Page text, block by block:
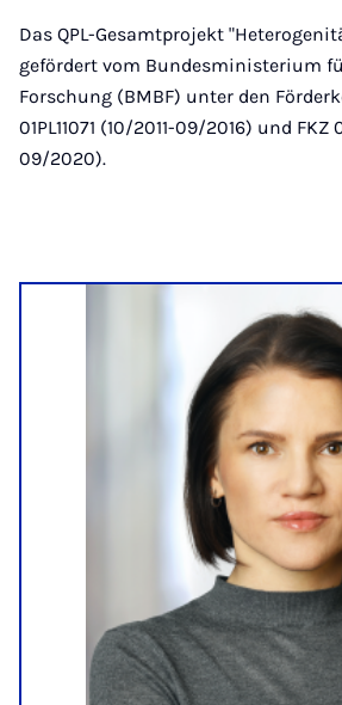
Das QPL-Gesamtprojekt
gefördert vom Bundesministerium
Forschung (BMBF) unter den
01PL11071 (10/2011-09/2016) und FKZ
09/2020).